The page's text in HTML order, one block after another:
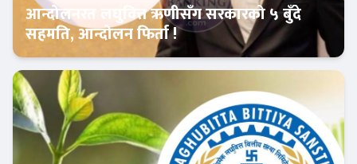
आजको विशेष
आन्दोलनरत लघुवित्त ऋणीसँग सरकारको ५ बुँदे
सहमति, आन्दोलन फिर्ता !